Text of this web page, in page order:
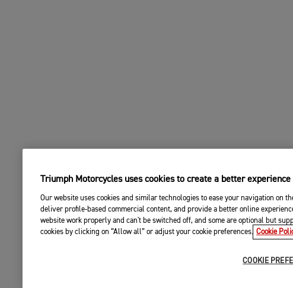
Triumph Motorcycles uses cookies to create a better experience
Our website uses cookies and similar technologies to ease your navigation on
deliver profile-based commercial content, and provide a better online
website work properly and can't be switched off, and some are optional but
cookies by clicking on “Allow all” or adjust your cookie preferences. Cookie
COOKIE